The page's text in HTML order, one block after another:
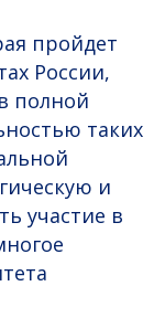
пройдет
России,
полной
таких
и
участие в